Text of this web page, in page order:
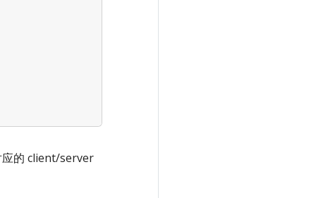
应的 client/server